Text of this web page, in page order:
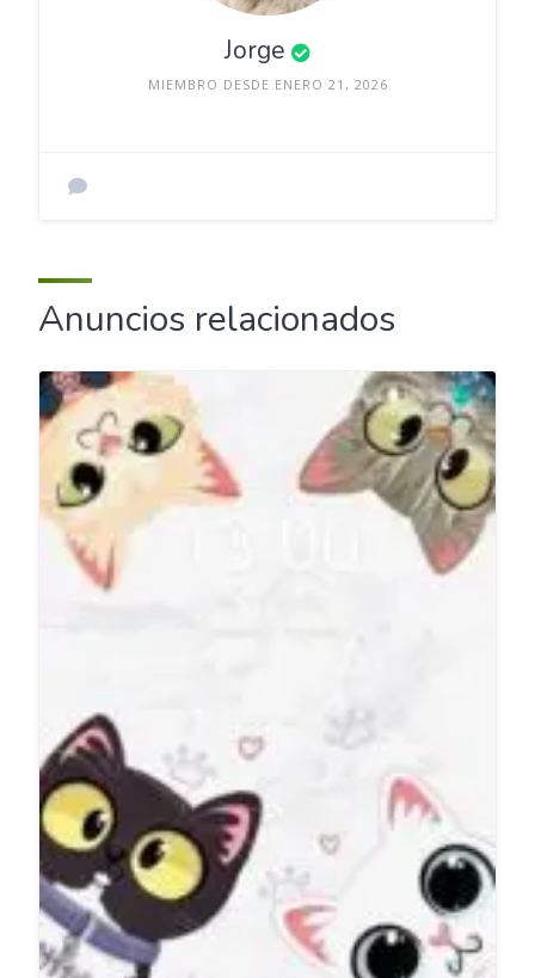
Jorge
MIEMBRO DESDE ENERO 21, 2026
Anuncios relacionados